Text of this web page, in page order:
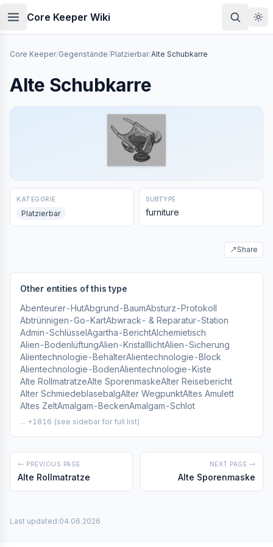
Core Keeper Wiki
Core Keeper/Gegenstände/Platzierbar/Alte Schubkarre
Alte Schubkarre
KATEGORIE
Platzierbar
SUBTYPE
furniture
↗Share
Other entities of this type
Abenteurer-HutAbgrund-BaumAbsturz-Protokoll
Abtrünnigen-Go-KartAbwrack- & Reparatur-Station
Admin-SchlüsselAgartha-BerichtAlchemietisch
Alien-BodenlüftungAlien-KristalllichtAlien-Sicherung
Alientechnologie-BehälterAlientechnologie-Block
Alientechnologie-BodenAlientechnologie-Kiste
Alte RollmatratzeAlte SporenmaskeAlter Reisebericht
Alter SchmiedeblasebalgAlter WegpunktAltes Amulett
Altes ZeltAmalgam-BeckenAmalgam-Schlot
... +1816 (see sidebar for full list)
← PREVIOUS PAGE
Alte Rollmatratze
NEXT PAGE →
Alte Sporenmaske
Last updated:04.06.2026